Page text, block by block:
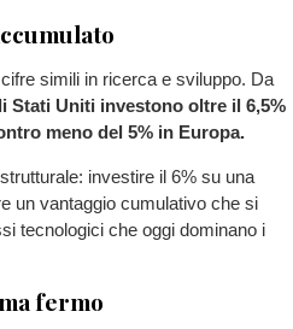
simili in ricerca e sviluppo. Da
Stati Uniti investono oltre il 6,5%
meno del 5% in Europa.
investire il 6% su una
un vantaggio cumulativo che si
tecnologici che oggi dominano i
fermo